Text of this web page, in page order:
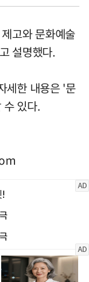
고와 문화예술
설명했다.
세한 내용은 '문
수 있다.